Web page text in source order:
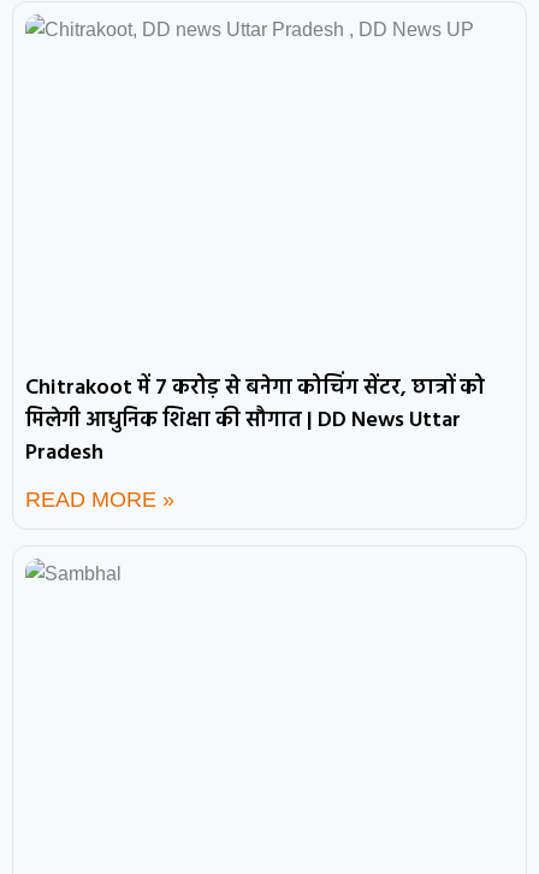
Chitrakoot में 7 करोड़ से बनेगा कोचिंग सेंटर, छात्रों को
मिलेगी आधुनिक शिक्षा की सौगात | DD News Uttar
Pradesh
READ MORE »